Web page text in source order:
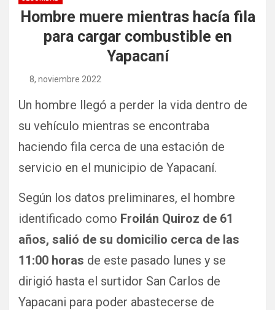
Hombre muere mientras hacía fila
para cargar combustible en
Yapacaní
8, noviembre 2022
Un hombre llegó a perder la vida dentro de
su vehículo mientras se encontraba
haciendo fila cerca de una estación de
servicio en el municipio de Yapacaní.
Según los datos preliminares, el hombre
identificado como Froilán Quiroz de 61
años, salió de su domicilio cerca de las
11:00 horas de este pasado lunes y se
dirigió hasta el surtidor San Carlos de
Yapacani para poder abastecerse de